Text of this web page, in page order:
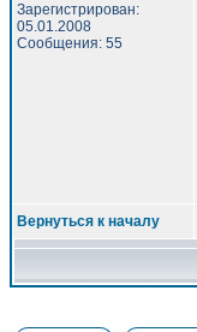
Зарегистрирован:
05.01.2008
Сообщения: 55
Вернуться к началу